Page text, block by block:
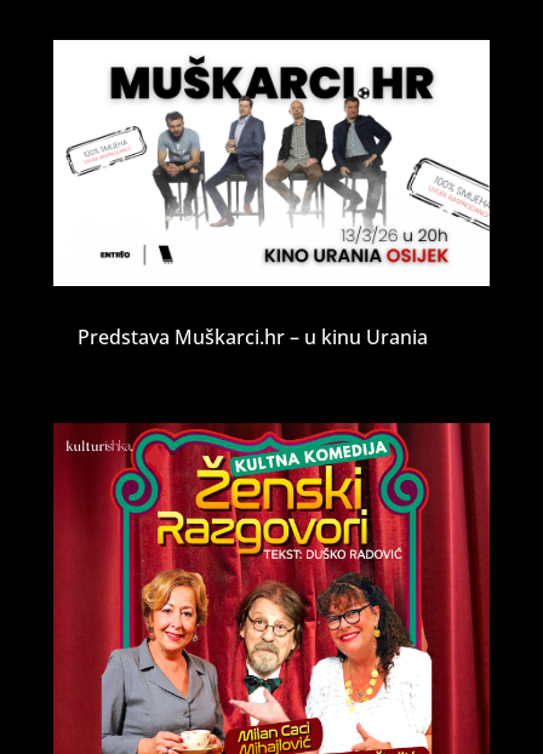
Predstava Muškarci.hr – u kinu Urania